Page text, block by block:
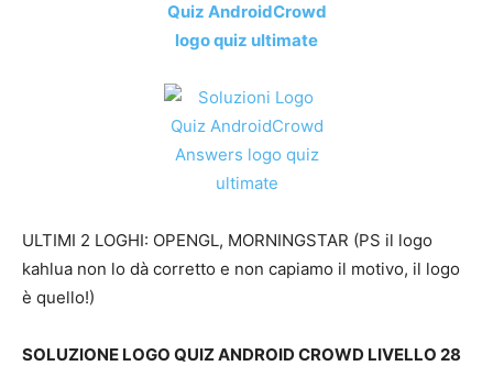
ULTIMI 2 LOGHI: OPENGL, MORNINGSTAR (PS il logo
kahlua non lo dà corretto e non capiamo il motivo, il logo
è quello!)
SOLUZIONE LOGO QUIZ ANDROID CROWD LIVELLO 28